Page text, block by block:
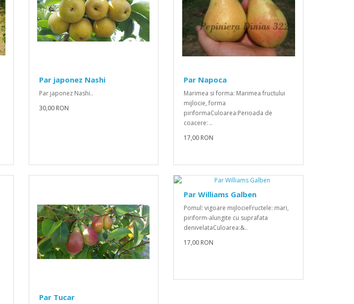
Par japonez Nashi
Par japonez Nashi..
30,00 RON
Par Napoca
Marimea si forma: Marimea fructului
mijlocie, forma
piriformaCuloarea:Perioada de
coacere: ..
17,00 RON
Par Tucar
Par Williams Galben
Pomul: vigoare mijlocieFructele: mari,
piriform-alungite cu suprafata
denivelataCuloarea:&..
17,00 RON